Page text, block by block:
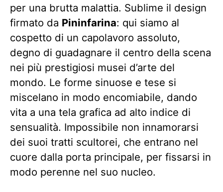
per una brutta malattia. Sublime il design
firmato da Pininfarina: qui siamo al
cospetto di un capolavoro assoluto,
degno di guadagnare il centro della scena
nei più prestigiosi musei d’arte del
mondo. Le forme sinuose e tese si
miscelano in modo encomiabile, dando
vita a una tela grafica ad alto indice di
sensualità. Impossibile non innamorarsi
dei suoi tratti scultorei, che entrano nel
cuore dalla porta principale, per fissarsi in
modo perenne nel suo nucleo.